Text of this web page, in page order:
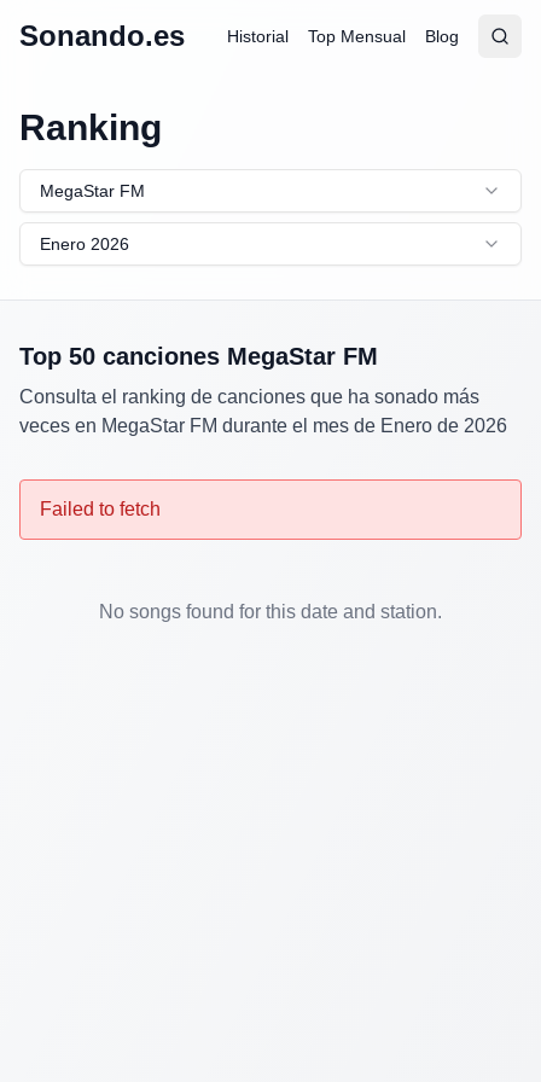
Sonando.es Historial Top Mensual Blog
Abrir
Ranking
MegaStar FM
Enero 2026
Top 50 canciones MegaStar FM
Consulta el ranking de canciones que ha sonado más
veces en MegaStar FM durante el mes de Enero de 2026
Failed to fetch
No songs found for this date and station.